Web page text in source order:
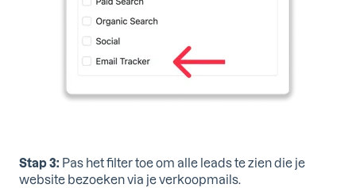
Stap 3: Pas het filter toe om alle leads te zien die je
website bezoeken via je verkoopmails.